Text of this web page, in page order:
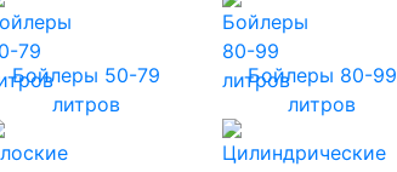
Бойлеры 50-79
литров
Бойлеры 80-99
литров